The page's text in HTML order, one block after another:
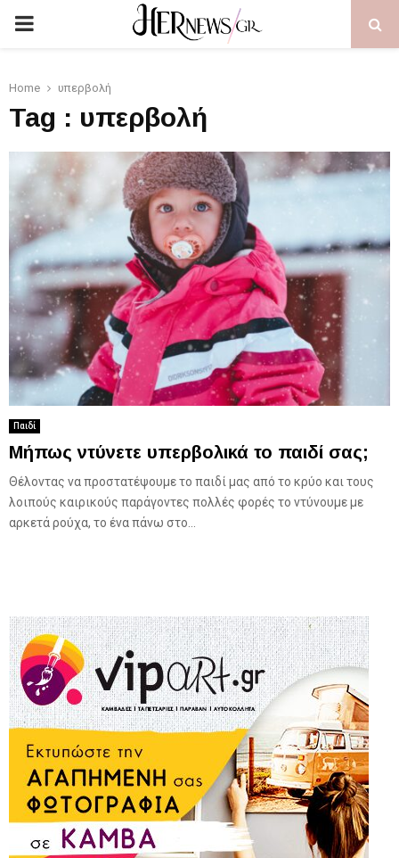
PRIMARY
Home υπερβολή
Tag : υπερβολή
Παιδί
Μήπως ντύνετε υπερβολικά το παιδί σας;
Θέλοντας να προστατέψουμε το παιδί μας από το κρύο και τους
λοιπούς καιρικούς παράγοντες πολλές φορές το ντύνουμε με
αρκετά ρούχα, το ένα πάνω στο...